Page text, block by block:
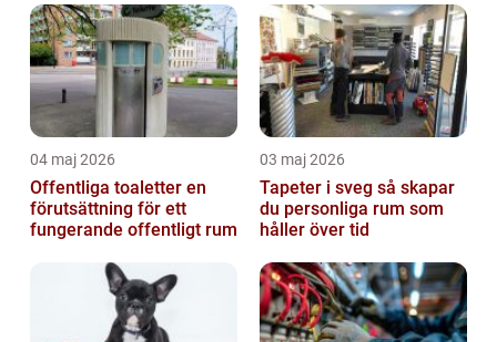
04 maj 2026
Offentliga toaletter en
förutsättning för ett
fungerande offentligt rum
03 maj 2026
Tapeter i sveg så skapar
du personliga rum som
håller över tid